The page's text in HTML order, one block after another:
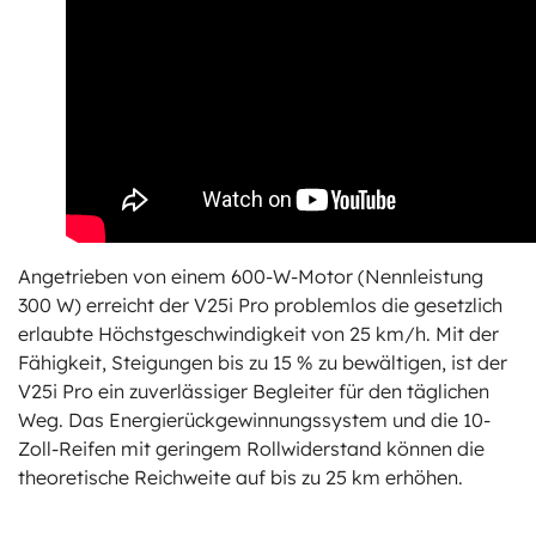
Angetrieben von einem 600-W-Motor (Nennleistung
300 W) erreicht der V25i Pro problemlos die gesetzlich
erlaubte Höchstgeschwindigkeit von 25 km/h. Mit der
Fähigkeit, Steigungen bis zu 15 % zu bewältigen, ist der
V25i Pro ein zuverlässiger Begleiter für den täglichen
Weg. Das Energierückgewinnungssystem und die 10-
Zoll-Reifen mit geringem Rollwiderstand können die
theoretische Reichweite auf bis zu 25 km erhöhen.